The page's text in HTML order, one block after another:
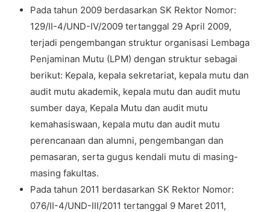
Pada tahun 2009 berdasarkan SK Rektor Nomor:
129/II-4/UND-IV/2009 tertanggal 29 April 2009,
terjadi pengembangan struktur organisasi Lembaga
Penjaminan Mutu (LPM) dengan struktur sebagai
berikut: Kepala, kepala sekretariat, kepala mutu dan
audit mutu akademik, kepala mutu dan audit mutu
sumber daya, Kepala Mutu dan audit mutu
kemahasiswaan, kepala mutu dan audit mutu
perencanaan dan alumni, pengembangan dan
pemasaran, serta gugus kendali mutu di masing-
masing fakultas.
Pada tahun 2011 berdasarkan SK Rektor Nomor:
076/II-4/UND-III/2011 tertanggal 9 Maret 2011,